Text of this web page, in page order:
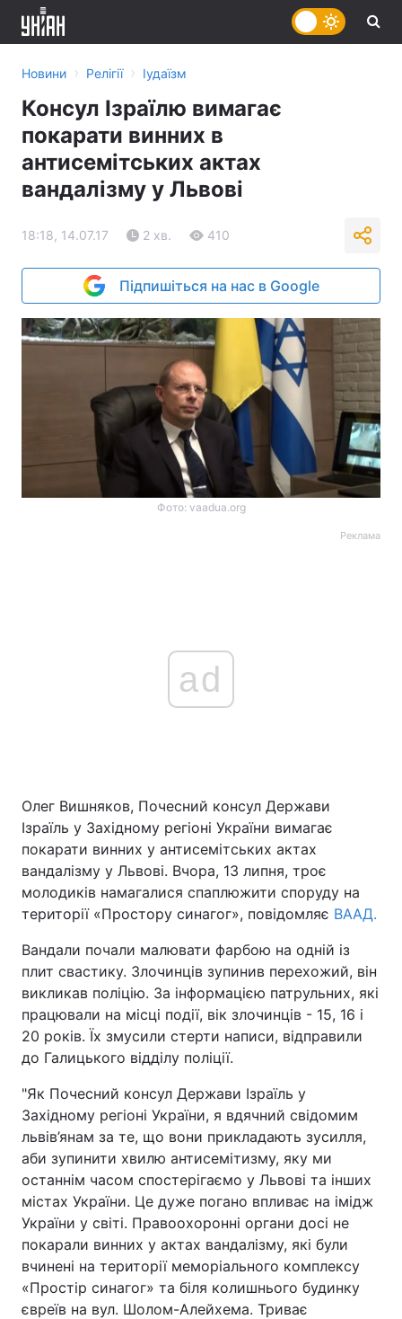
Головна Війна
Україна Політика
Економіка Світ
Спорт Наука
Техно і зв'язок Лайт
Здоров'я Туризм
Цікавинки Погода
Екологія Регіони
Відео з Youtube Статті
Новини › Релігії › Іудаїзм
Консул Ізраїлю вимагає
покарати винних в
антисемітських актах
вандалізму у Львові
18:18, 14.07.17 2 хв. 410
Підпишіться на нас в Google
Фото: vaadua.org
Реклама
ad
Олег Вишняков, Почесний консул Держави
Ізраїль у Західному регіоні України вимагає
покарати винних у антисемітських актах
вандалізму у Львові. Вчора, 13 липня, троє
молодиків намагалися спаплюжити споруду на
території «Простору синагог», повідомляє ВААД.
Вандали почали малювати фарбою на одній із
плит свастику. Злочинців зупинив перехожий, він
викликав поліцію. За інформацією патрульних, які
працювали на місці події, вік злочинців - 15, 16 і
20 років. Їх змусили стерти написи, відправили
до Галицького відділу поліції.
"Як Почесний консул Держави Ізраїль у
Західному регіоні України, я вдячний свідомим
львів’янам за те, що вони прикладають зусилля,
аби зупинити хвилю антисемітизму, яку ми
останнім часом спостерігаємо у Львові та інших
містах України. Це дуже погано впливає на імідж
України у світі. Правоохоронні органи досі не
покарали винних у актах вандалізму, які були
вчинені на території меморіального комплексу
«Простір синагог» та біля колишнього будинку
євреїв на вул. Шолом-Алейхема. Триває